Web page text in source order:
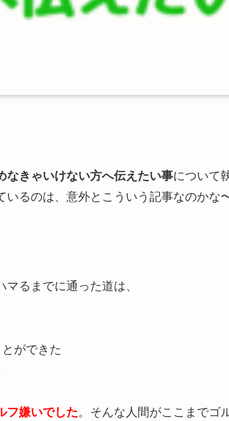
なきゃいけない方へ伝えたい事について
るのは、意外とこういう記事なのかな
るまでに通った道は、
ができた
フ嫌いでした。そんな人間がここまでゴ